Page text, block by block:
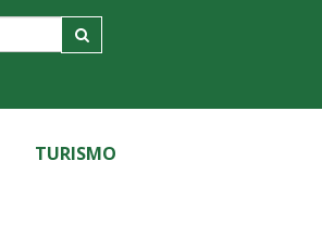
TURISMO